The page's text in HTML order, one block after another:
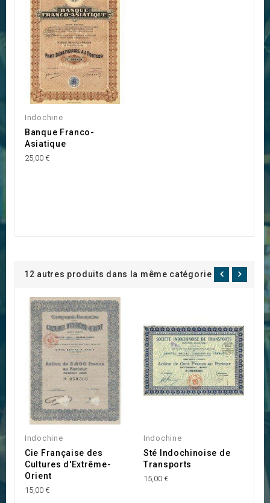
Indochine
Banque Franco-
Asiatique
25,00 €
12 autres produits dans la même catégorie :
Indochine
Cie Française des
Cultures d'Extrême-
Orient
15,00 €
Indochine
Sté Indochinoise de
Transports
15,00 €